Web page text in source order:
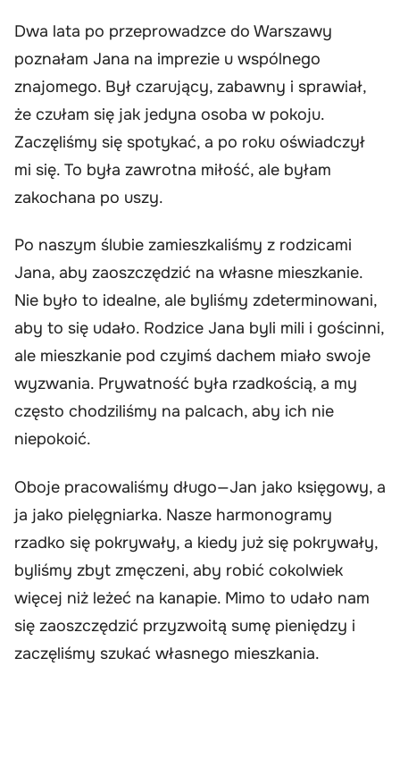
Dwa lata po przeprowadzce do Warszawy
poznałam Jana na imprezie u wspólnego
znajomego. Był czarujący, zabawny i sprawiał,
że czułam się jak jedyna osoba w pokoju.
Zaczęliśmy się spotykać, a po roku oświadczył
mi się. To była zawrotna miłość, ale byłam
zakochana po uszy.
Po naszym ślubie zamieszkaliśmy z rodzicami
Jana, aby zaoszczędzić na własne mieszkanie.
Nie było to idealne, ale byliśmy zdeterminowani,
aby to się udało. Rodzice Jana byli mili i gościnni,
ale mieszkanie pod czyimś dachem miało swoje
wyzwania. Prywatność była rzadkością, a my
często chodziliśmy na palcach, aby ich nie
niepokoić.
Oboje pracowaliśmy długo—Jan jako księgowy, a
ja jako pielęgniarka. Nasze harmonogramy
rzadko się pokrywały, a kiedy już się pokrywały,
byliśmy zbyt zmęczeni, aby robić cokolwiek
więcej niż leżeć na kanapie. Mimo to udało nam
się zaoszczędzić przyzwoitą sumę pieniędzy i
zaczęliśmy szukać własnego mieszkania.